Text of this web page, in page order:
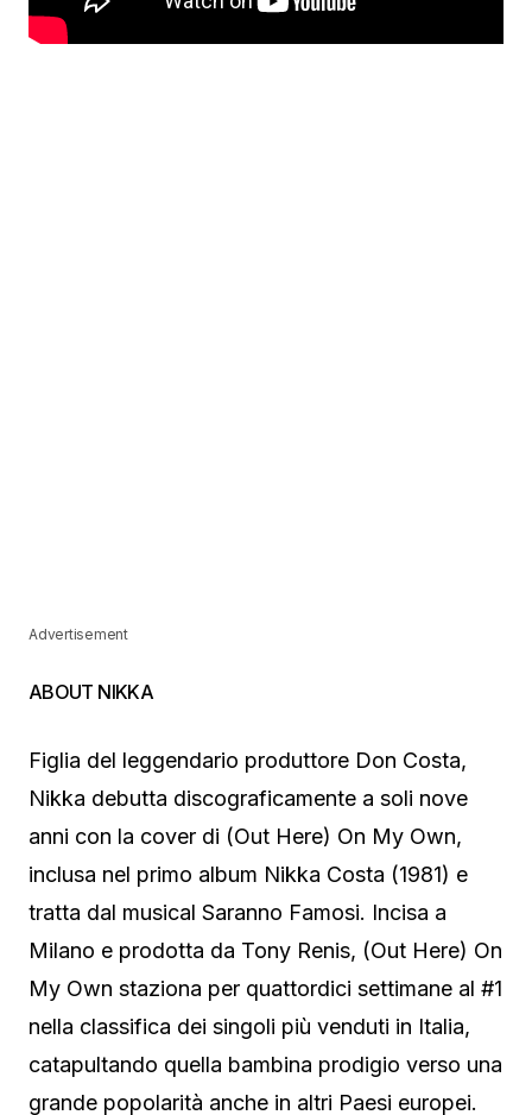
Advertisement
ABOUT NIKKA
Figlia del leggendario produttore Don Costa,
Nikka debutta discograficamente a soli nove
anni con la cover di (Out Here) On My Own,
inclusa nel primo album Nikka Costa (1981) e
tratta dal musical Saranno Famosi. Incisa a
Milano e prodotta da Tony Renis, (Out Here) On
My Own staziona per quattordici settimane al #1
nella classifica dei singoli più venduti in Italia,
catapultando quella bambina prodigio verso una
grande popolarità anche in altri Paesi europei.